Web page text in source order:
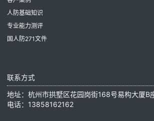
人防基础知识
专业能力测评
国人防271文件
联系方式
地址：杭州市拱墅区花园岗街168号易构大厦B
电话：13858162162